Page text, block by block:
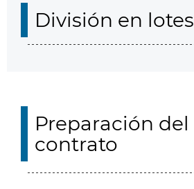
División en lotes
Preparación del
contrato